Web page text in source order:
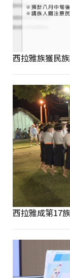
西拉雅族獲民
西拉雅成第17